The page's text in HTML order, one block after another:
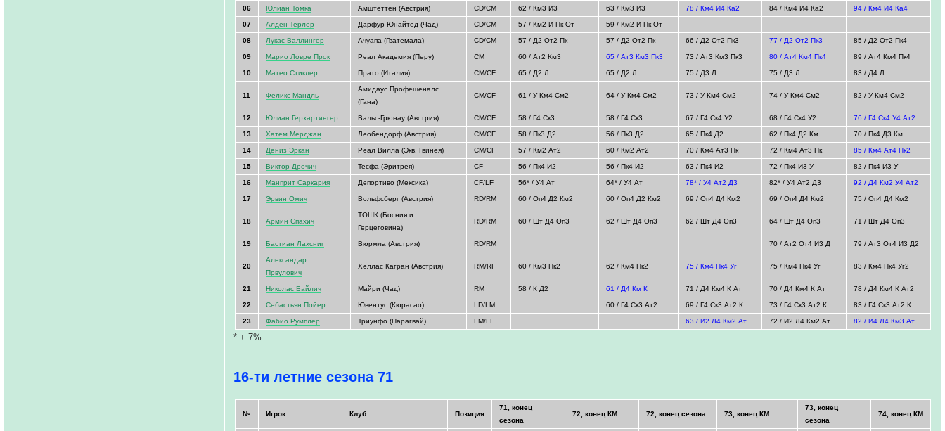
06 Юлиан Томка Амштеттен (Австрия) CD/CM 62 / Км3 И3 63 / Км3 И3 78 / Км4 И4 Ка2 84 / Км4 И4 Ка2 94 / Км4 И4 Ка4
07 Алден Терлер Дарфур Юнайтед (Чад) CD/CM 57 / Км2 И Пк От 59 / Км2 И Пк От
08 Лукас Валлингер Ачуапа (Гватемала) CD/CM 57 / Д2 От2 Пк 57 / Д2 От2 Пк 66 / Д2 От2 Пк3 77 / Д2 От2 Пк3 85 / Д2 От2 Пк4
09 Марио Ловре Прок Реал Академия (Перу) CM 60 / Ат2 Км3 65 / Ат3 Км3 Пк3 73 / Ат3 Км3 Пк3 80 / Ат4 Км4 Пк4 89 / Ат4 Км4 Пк4
10 Матео Стиклер Прато (Италия) CM/CF 65 / Д2 Л 65 / Д2 Л 75 / Д3 Л 75 / Д3 Л 83 / Д4 Л
11 Феликс Мандль
Амидаус Профешеналс
(Гана)
CM/CF 61 / У Км4 См2 64 / У Км4 См2 73 / У Км4 См2 74 / У Км4 См2 82 / У Км4 См2
12 Юлиан Герхартингер Вальс-Грюнау (Австрия) CM/CF 58 / Г4 Ск3 58 / Г4 Ск3 67 / Г4 Ск4 У2 68 / Г4 Ск4 У2 76 / Г4 Ск4 У4 Ат2
13 Хатем Мерджан Леобендорф (Австрия) CM/CF 58 / Пк3 Д2 56 / Пк3 Д2 65 / Пк4 Д2 62 / Пк4 Д2 Км 70 / Пк4 Д3 Км
14 Дениз Эркан Реал Вилла (Экв. Гвинея) CM/CF 57 / Км2 Ат2 60 / Км2 Ат2 70 / Км4 Ат3 Пк 72 / Км4 Ат3 Пк 85 / Км4 Ат4 Пк2
15 Виктор Дрочич Тесфа (Эритрея) CF 56 / Пк4 И2 56 / Пк4 И2 63 / Пк4 И2 72 / Пк4 И3 У 82 / Пк4 И3 У
16 Манприт Саркария Депортиво (Мексика) CF/LF 56* / У4 Ат 64* / У4 Ат 78* / У4 Ат2 Д3 82* / У4 Ат2 Д3 92 / Д4 Км2 У4 Ат2
17 Эрвин Омич Вольфсберг (Австрия) RD/RM 60 / Оп4 Д2 Км2 60 / Оп4 Д2 Км2 69 / Оп4 Д4 Км2 69 / Оп4 Д4 Км2 75 / Оп4 Д4 Км2
18 Армин Спахич
ТОШК (Босния и
Герцеговина)
RD/RM 60 / Шт Д4 Оп3 62 / Шт Д4 Оп3 62 / Шт Д4 Оп3 64 / Шт Д4 Оп3 71 / Шт Д4 Оп3
19 Бастиан Лахсниг Вюрмла (Австрия) RD/RM 70 / Ат2 От4 И3 Д 79 / Ат3 От4 И3 Д2
20
Александар
Првулович
Хеллас Кагран (Австрия) RM/RF 60 / Км3 Пк2 62 / Км4 Пк2 75 / Км4 Пк4 Уг 75 / Км4 Пк4 Уг 83 / Км4 Пк4 Уг2
21 Николас Байлич Майри (Чад) RM 58 / К Д2 61 / Д4 Км К 71 / Д4 Км4 К Ат 70 / Д4 Км4 К Ат 78 / Д4 Км4 К Ат2
22 Себастьян Пойер Ювентус (Кюрасао) LD/LM 60 / Г4 Ск3 Ат2 69 / Г4 Ск3 Ат2 К 73 / Г4 Ск3 Ат2 К 83 / Г4 Ск3 Ат2 К
23 Фабио Румплер Триунфо (Парагвай) LM/LF 63 / И2 Л4 Км2 Ат 72 / И2 Л4 Км2 Ат 82 / И4 Л4 Км3 Ат
* + 7%
16-ти летние сезона 71
№ Игрок Клуб Позиция
71, конец
сезона
72, конец КМ 72, конец сезона 73, конец КМ
73, конец
сезона
74, конец КМ